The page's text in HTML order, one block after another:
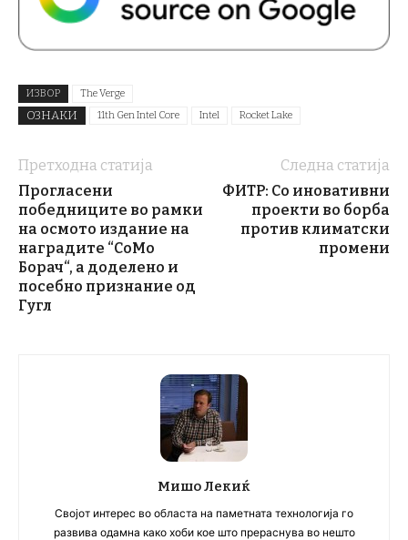
ИЗВОР The Verge
ОЗНАКИ 11th Gen Intel Core Intel Rocket Lake
Претходна статија
Прогласени
победниците во рамки
на осмото издание на
наградите “СоМо
Борач“, а доделено и
посебно признание од
Гугл
Следна статија
ФИТР: Со иновативни
проекти во борба
против климатски
промени
Мишо Лекиќ
Својот интерес во областа на паметната технологија го
развива одамна како хоби кое што прераснува во нешто